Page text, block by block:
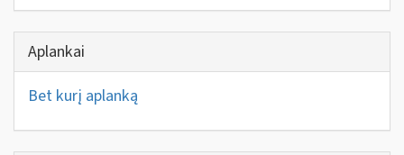
Aplankai
Bet kurį aplanką